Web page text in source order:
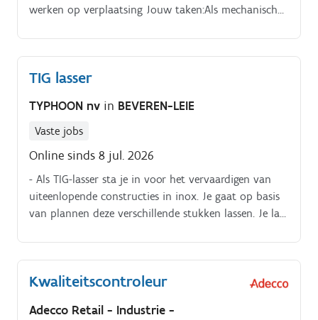
werken op verplaatsing Jouw taken:Als mechanisch
van mechanische en hydraulische onderdelen Kennis
van halfautomaat lassen Je werk aan verschillende
projecten en vertrekt telkens van thuis uit
TIG lasser
TYPHOON nv in BEVEREN-LEIE
Vaste jobs
Online sinds 8 jul. 2026
- Als TIG-lasser sta je in voor het vervaardigen van
uiteenlopende constructies in inox. Je gaat op basis
van plannen deze verschillende stukken lassen. Je last
Kwaliteitscontroleur
Adecco Retail - Industrie -